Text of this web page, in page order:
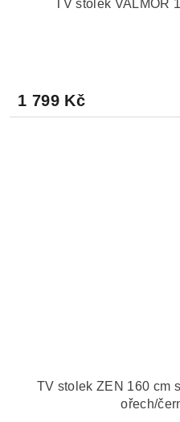
TV stolek VALMOR
1 799 Kč
TV stolek ZEN 160 cm
ořech/